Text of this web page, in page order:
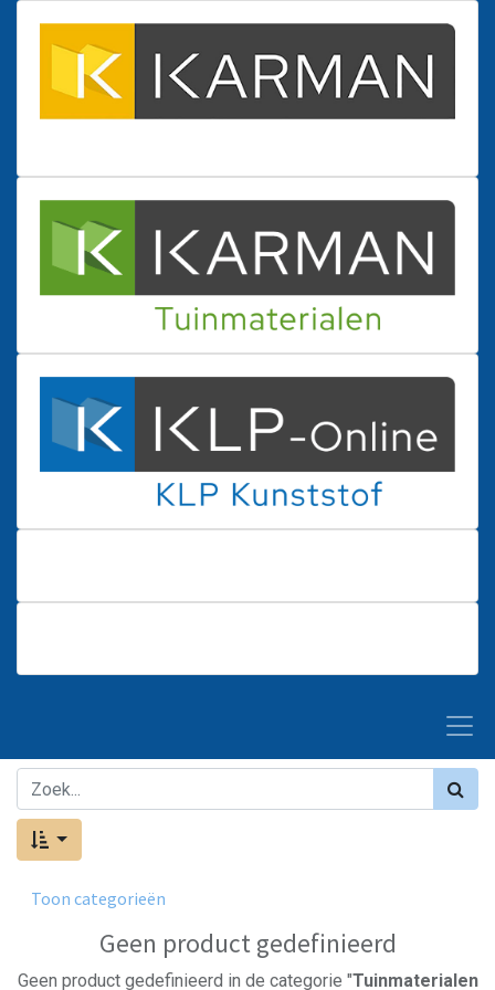
Toon categorieën
Geen product gedefinieerd
Geen product gedefinieerd in de categorie "Tuinmaterialen